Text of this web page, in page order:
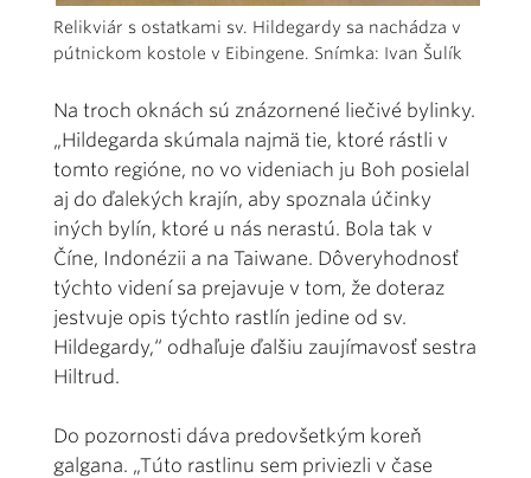
Relikviár s ostatkami sv. Hildegardy sa nachádza v
pútnickom kostole v Eibingene. Snímka: Ivan Šulík
Na troch oknách sú znázornené liečivé bylinky.
„Hildegarda skúmala najmä tie, ktoré rástli v
tomto regióne, no vo videniach ju Boh posielal
aj do ďalekých krajín, aby spoznala účinky
iných bylín, ktoré u nás nerastú. Bola tak v
Číne, Indonézii a na Taiwane. Dôveryhodnosť
týchto videní sa prejavuje v tom, že doteraz
jestvuje opis týchto rastlín jedine od sv.
Hildegardy,“ odhaľuje ďalšiu zaujímavosť sestra
Hiltrud.
Do pozornosti dáva predovšetkým koreň
galgana. „Túto rastlinu sem priviezli v čase